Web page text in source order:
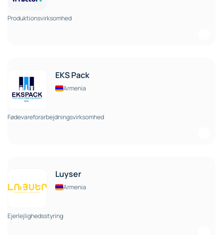
Produktionsvirksomhed
EKS Pack
Armenia
Fødevareforarbejdningsvirksomhed
Luyser
Armenia
Ejerlejlighedsstyring